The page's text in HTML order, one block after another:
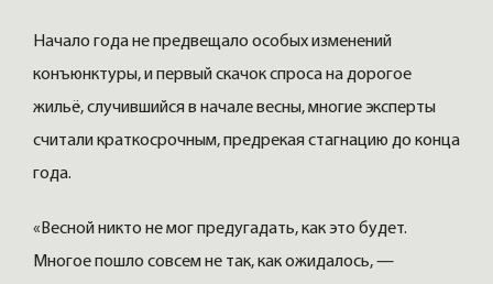
Начало года не предвещало особых изменений
конъюнктуры, и первый скачок спроса на дорогое
жильё, случившийся в начале весны, многие эксперты
считали краткосрочным, предрекая стагнацию до конца
года.
«Весной никто не мог предугадать, как это будет.
Многое пошло совсем не так, как ожидалось, —